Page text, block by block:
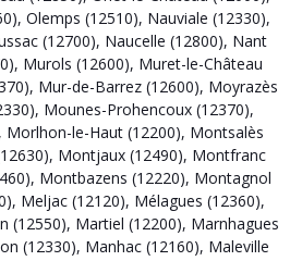
, Olemps (12510), Nauviale (12330),
(12700), Naucelle (12800), Nant
, Murols (12600), Muret-le-Château
, Mur-de-Barrez (12600), Moyrazès
, Mounes-Prohencoux (12370),
, Morlhon-le-Haut (12200), Montsalès
, Montjaux (12490), Montfranc
, Montbazens (12220), Montagnol
, Meljac (12120), Mélagues (12360),
(12550), Martiel (12200), Marnhagues
(12330), Manhac (12160), Maleville